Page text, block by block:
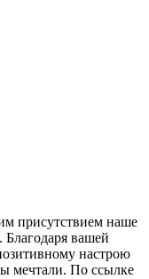
присутствием наше
Благодаря вашей
настрою
мечтали. По ссылке